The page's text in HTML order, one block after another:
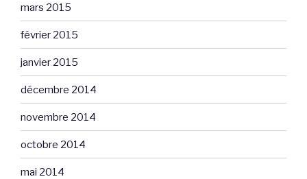
mars 2015
février 2015
janvier 2015
décembre 2014
novembre 2014
octobre 2014
mai 2014